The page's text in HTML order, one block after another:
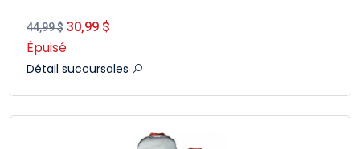
44,99 $ 30,99 $
Épuisé
Détail succursales